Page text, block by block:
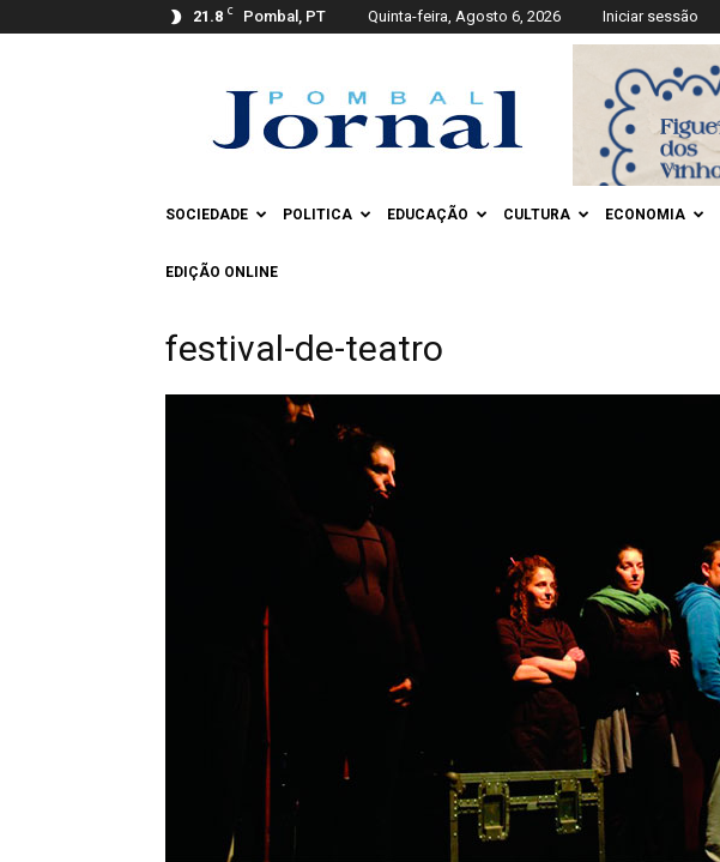
21.8 C Pombal, PT Quinta-feira, Agosto 6, 2026 Iniciar sessão
Jornal
SOCIEDADE POLITICA EDUCAÇÃO CULTURA ECONOMIA
EDIÇÃO ONLINE
festival-de-teatro